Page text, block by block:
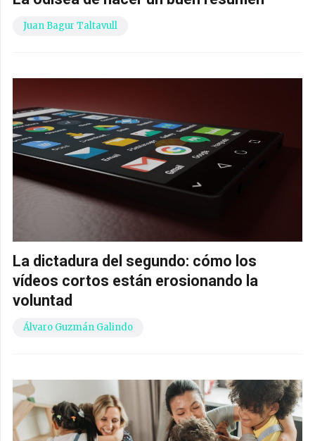
Juan Bagur Taltavull
La dictadura del segundo: cómo los
vídeos cortos están erosionando la
voluntad
Álvaro Guzmán Galindo